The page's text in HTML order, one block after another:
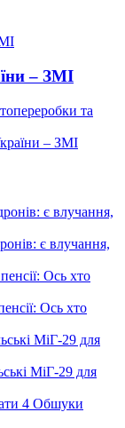
– ЗМІ
та
– ЗМІ
є влучання,
Ось хто
МіГ-29 для
4 Обшуки